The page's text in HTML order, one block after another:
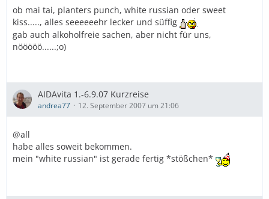
ob mai tai, planters punch, white russian oder sweet
kiss....., alles seeeeeehr lecker und süffig
gab auch alkoholfreie sachen, aber nicht für uns,
nööööö......;o)
AIDAvita 1.-6.9.07 Kurzreise
andrea77 12. September 2007 um 21:06
@all
habe alles soweit bekommen.
mein "white russian" ist gerade fertig *stößchen*